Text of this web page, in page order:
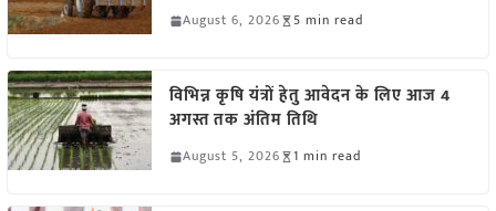
August 6, 2026 5 min read
विभिन्न कृषि यंत्रों हेतु आवेदन के लिए आज 4
अगस्त तक अंतिम तिथि
August 5, 2026 1 min read